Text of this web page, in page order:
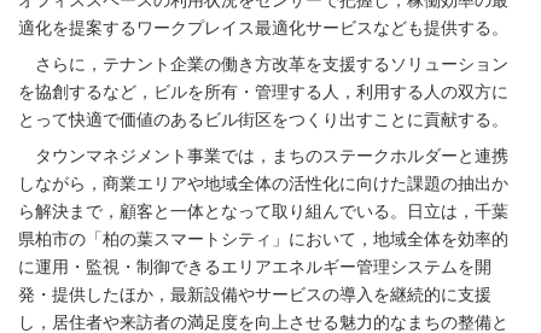
適化を提案するワークプレイス最適化サービスなども提供する。
さらに，テナント企業の働き方改革を支援するソリューション
を協創するなど，ビルを所有・管理する人，利用する人の双方に
とって快適で価値のあるビル街区をつくり出すことに貢献する。
タウンマネジメント事業では，まちのステークホルダーと連携
しながら，商業エリアや地域全体の活性化に向けた課題の抽出か
ら解決まで，顧客と一体となって取り組んでいる。日立は，千葉
県柏市の「柏の葉スマートシティ」において，地域全体を効率的
に運用・監視・制御できるエリアエネルギー管理システムを開
発・提供したほか，最新設備やサービスの導入を継続的に支援
し，居住者や来訪者の満足度を向上させる魅力的なまちの整備と